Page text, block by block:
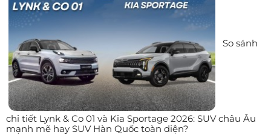
So sánh
chi tiết Lynk & Co 01 và Kia Sportage 2026: SUV châu Âu
mạnh mẽ hay SUV Hàn Quốc toàn diện?